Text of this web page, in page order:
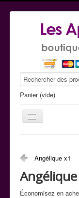
Panier (vide)
Angélique x1
Économisez en